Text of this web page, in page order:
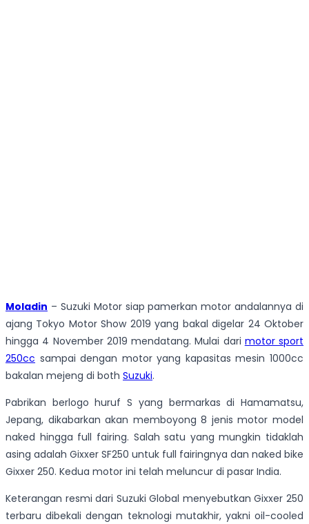
Moladin – Suzuki Motor siap pamerkan motor andalannya di
ajang Tokyo Motor Show 2019 yang bakal digelar 24 Oktober
hingga 4 November 2019 mendatang. Mulai dari motor sport
250cc sampai dengan motor yang kapasitas mesin 1000cc
bakalan mejeng di both Suzuki.
Pabrikan berlogo huruf S yang bermarkas di Hamamatsu,
Jepang, dikabarkan akan memboyong 8 jenis motor model
naked hingga full fairing. Salah satu yang mungkin tidaklah
asing adalah Gixxer SF250 untuk full fairingnya dan naked bike
Gixxer 250. Kedua motor ini telah meluncur di pasar India.
Keterangan resmi dari Suzuki Global menyebutkan Gixxer 250
terbaru dibekali dengan teknologi mutakhir, yakni oil-cooled